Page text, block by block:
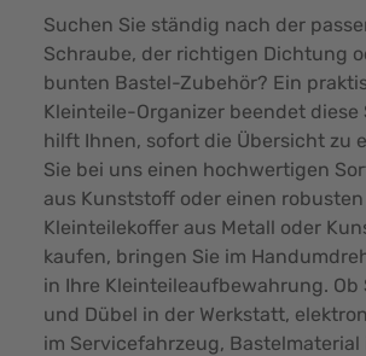
Suchen Sie ständig nach der
Schraube, der richtigen Dichtung
bunten Bastel-Zubehör? Ein
Kleinteile-Organizer beendet diese
hilft Ihnen, sofort die Übersicht zu
Sie bei uns einen hochwertigen
aus Kunststoff oder einen robusten
Kleinteilekoffer aus Metall oder
kaufen, bringen Sie im
in Ihre Kleinteileaufbewahrung. Ob
und Dübel in der Werkstatt,
im Servicefahrzeug, Bastelmaterial